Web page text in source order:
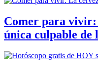
Comer para vivir:
única culpable de